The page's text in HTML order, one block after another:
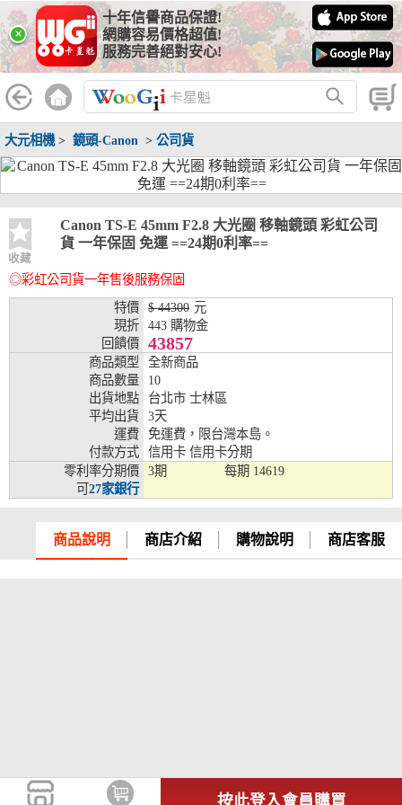
×
十年信譽商品保證!
網購容易價格超值!
服務完善絕對安心!
大元相機 > 鏡頭-Canon > 公司貨
收藏
Canon TS-E 45mm F2.8 大光圈 移軸鏡頭 彩虹公司
貨 一年保固 免運 ==24期0利率==
◎彩虹公司貨一年售後服務保固
特價
$ 44300 元
現折
443 購物金
回饋價
43857
商品類型
全新商品
商品數量
10
出貨地點
台北市 士林區
平均出貨
3天
運費
免運費，限台灣本島。
付款方式
信用卡 信用卡分期
零利率分期價
可27家銀行
3期 每期 14619
商品說明 商店介紹 購物說明 商店客服
按此登入會員購買
線上分期銀行
WooGii 與 綠界 合作，『信用卡分期付款』 與 『信用卡零利率
分期付款』 的配合銀行如下：
分期期數 提供分期之銀行
兆豐銀行、合作金庫、第一銀行、華南銀行、
彰化銀行、上海銀行、富邦銀行、國泰世華、
台灣企銀、台中銀行、匯豐銀行、華泰銀行、
銀、元大銀行、永豐銀行、玉山銀行、凱基銀
行、星展銀行、台新銀行、安泰銀行、中國信
兆豐銀行、合作金庫、第一銀行、華南銀行、
彰化銀行、上海銀行、富邦銀行、國泰世華、
台灣企銀、台中銀行、匯豐銀行、華泰銀行、
臺灣新光銀行、陽信銀行、聯邦銀行、遠東商
銀、元大銀行、永豐銀行、玉山銀行、凱基銀
行、星展銀行、台新銀行、安泰銀行、中國信
託、台灣樂天、三信商銀
兆豐銀行、合作金庫、第一銀行、華南銀行、
彰化銀行、上海銀行、富邦銀行、國泰世華、
台灣企銀、台中銀行、匯豐銀行、華泰銀行、
臺灣新光銀行、陽信銀行、聯邦銀行、遠東商
銀、元大銀行、永豐銀行、玉山銀行、凱基銀
託、台灣樂天、三信商銀
兆豐銀行、合作金庫、第一銀行、華南銀行、